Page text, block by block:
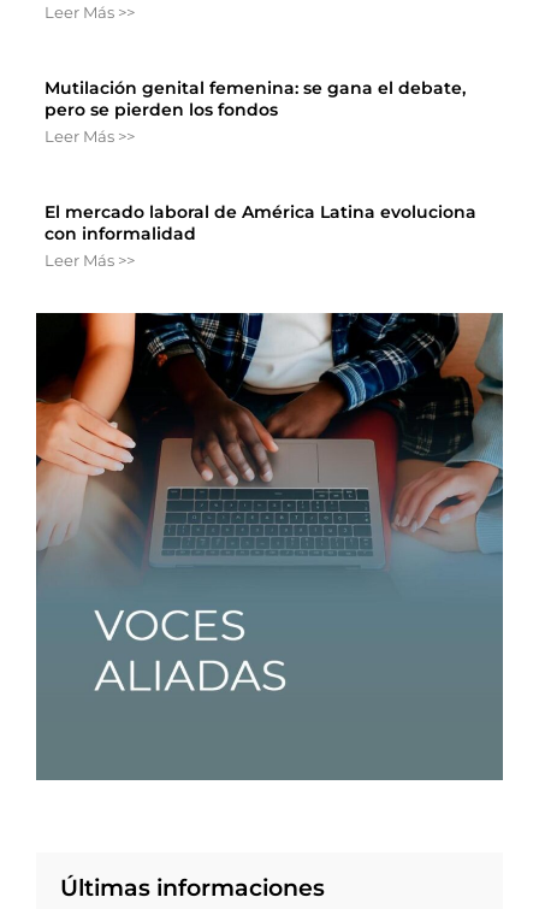
Leer Más >>
Mutilación genital femenina: se gana el debate,
pero se pierden los fondos
Leer Más >>
El mercado laboral de América Latina evoluciona
con informalidad
Leer Más >>
Últimas informaciones